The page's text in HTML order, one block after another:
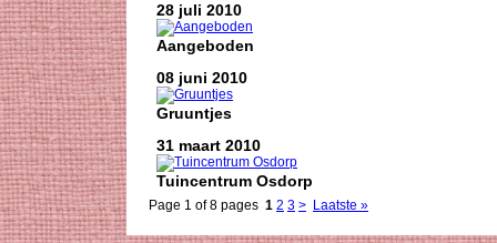
28 juli 2010
Aangeboden
08 juni 2010
Gruuntjes
31 maart 2010
Tuincentrum Osdorp
Page 1 of 8 pages 1 2 3 > Laatste »